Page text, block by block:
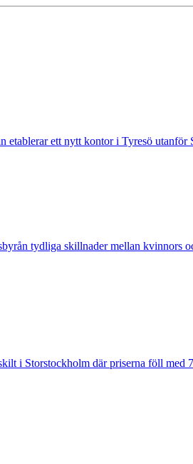
etablerar ett nytt kontor i Tyresö utanför
tydliga skillnader mellan kvinnors
i Storstockholm där priserna föll med